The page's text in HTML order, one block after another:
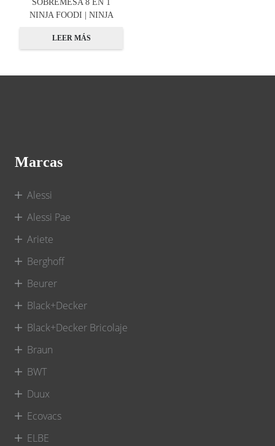
NINJA FOODI | NINJA
LEER MÁS
Marcas
Alessi
Alessi Pae
Ariete
Berghoff
Beurer
Black+Decker
Black+Decker Bricolaje
Braun
BWT
Duux
Ecovacs
ELBE